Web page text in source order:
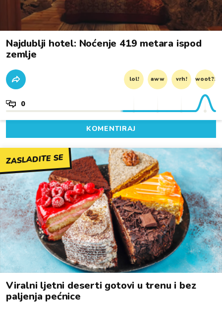
Najdublji hotel: Noćenje 419 metara ispod
zemlje
lol! aww vrh! woot?!
0
KOMENTIRAJ
ZASLADITE SE
Viralni ljetni deserti gotovi u trenu i bez
paljenja pećnice